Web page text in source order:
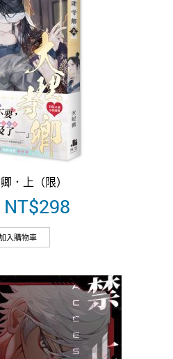
．上（限）
原
始
價
格：
NT$298
入購物車